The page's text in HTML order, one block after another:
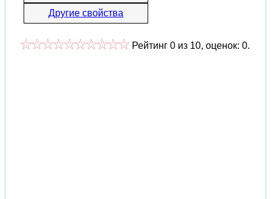
Другие свойства
Рейтинг 0 из 10, оценок: 0.